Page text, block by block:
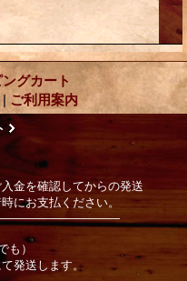
グカート
| ご利用案内
金を確認してからの発送
にお支払ください。
）
発送します。